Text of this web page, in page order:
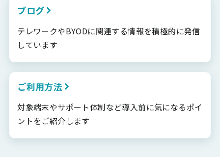
ブログ
テレワークやBYODに関連する情報を積極的に発信
しています
ご利用方法
対象端末やサポート体制など導入前に気になるポイ
ントをご紹介します